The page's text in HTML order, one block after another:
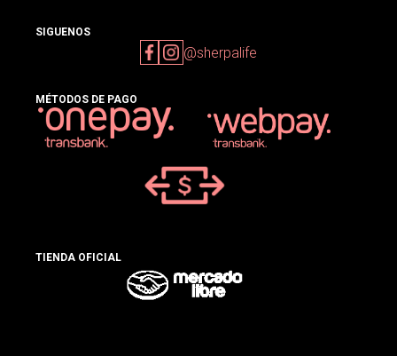
SIGUENOS
@sherpalife
MÉTODOS DE PAGO
TIENDA OFICIAL